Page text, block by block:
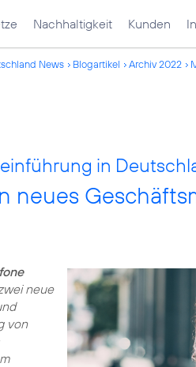
Nachhaltigkeit Kunden
News Blogartikel Archiv 2022
in
neues
neue
von